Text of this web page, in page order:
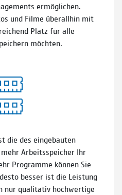
die des eingebauten
Arbeitsspeicher Ihr
Programme können Sie
besser ist die Leistung
nur qualitativ hochwertige
ermöglichen.
und Filme überallhin mit
Platz für alle
möchten.